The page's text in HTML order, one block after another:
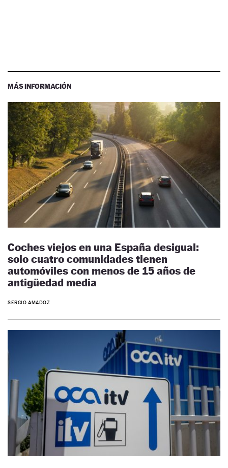
MÁS INFORMACIÓN
Coches viejos en una España desigual:
solo cuatro comunidades tienen
automóviles con menos de 15 años de
antigüedad media
SERGIO AMADOZ